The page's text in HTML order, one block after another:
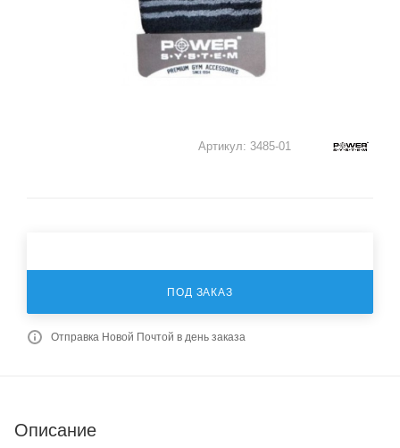
Артикул: 3485-01
ПОД ЗАКАЗ
Отправка Новой Почтой в день заказа
Описание